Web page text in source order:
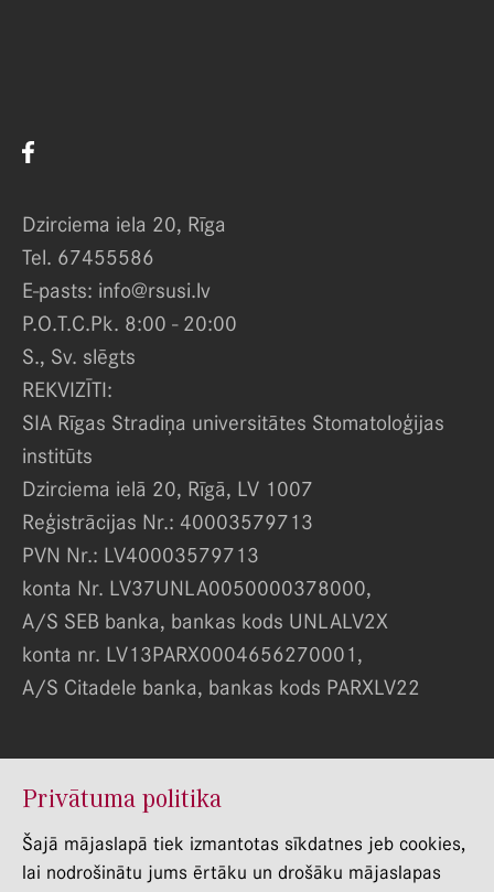
Dzirciema iela 20, Rīga
Tel. 67455586
E-pasts: info@rsusi.lv
P.O.T.C.Pk. 8:00 - 20:00
S., Sv. slēgts
REKVIZĪTI:
SIA Rīgas Stradiņa universitātes Stomatoloģijas
institūts
Dzirciema ielā 20, Rīgā, LV 1007
Reģistrācijas Nr.: 40003579713
PVN Nr.: LV40003579713
konta Nr. LV37UNLA0050000378000,
A/S SEB banka, bankas kods UNLALV2X
konta nr. LV13PARX0004656270001,
A/S Citadele banka, bankas kods PARXLV22
© RSU Stomatologijas Instituts 2022
Privātuma politika
Trauksmes celšana
Privātuma politika
Šajā mājaslapā tiek izmantotas sīkdatnes jeb cookies,
lai nodrošinātu jums ērtāku un drošāku mājaslapas